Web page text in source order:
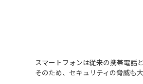
スマートフォンは従来の携帯電話
そのため、セキュリティの脅威も